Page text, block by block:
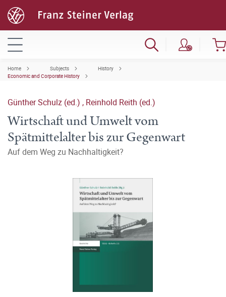
Home Subjects
History
Economic and Corporate History
Günther Schulz (ed.) , Reinhold Reith (ed.)
Wirtschaft und Umwelt vom
Spätmittelalter bis zur Gegenwart
Auf dem Weg zu Nachhaltigkeit?